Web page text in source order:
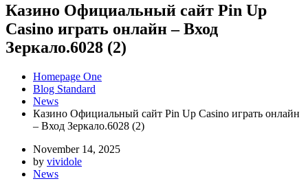
Казино Официальный сайт Pin Up
Casino играть онлайн – Вход
Зеркало.6028 (2)
Homepage One
Blog Standard
News
Казино Официальный сайт Pin Up Casino играть онлайн
– Вход Зеркало.6028 (2)
November 14, 2025
by vividole
News